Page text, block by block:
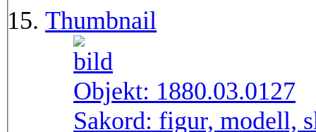
Thumbnail
Objekt: 1880.03.0127
Sakord: figur, modell,